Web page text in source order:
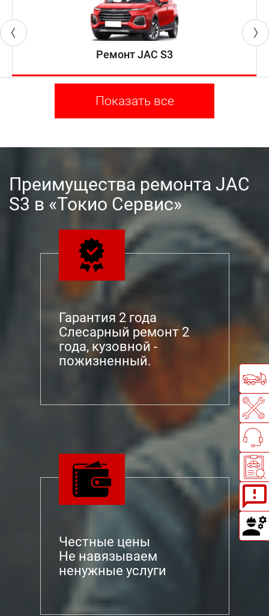
Ремонт JAC S3
Показать все
Преимущества ремонта JAC
S3 в «Токио Сервис»
Гарантия 2 года
Слесарный ремонт 2
года, кузовной -
пожизненный.
Честные цены
Не навязываем
ненужные услуги